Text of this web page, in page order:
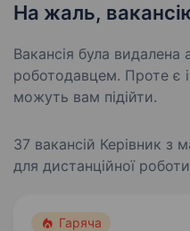
На жаль,
Вакансія була видалена
роботодавцем. Проте є
можуть вам підійти.
37 вакансій Керівник з
для дистанційної роботи
Гаряча